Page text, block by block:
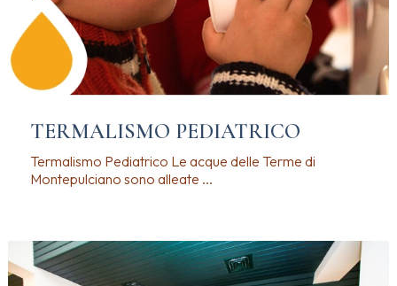
TERMALISMO PEDIATRICO
Termalismo Pediatrico Le acque delle Terme di
Montepulciano sono alleate ...